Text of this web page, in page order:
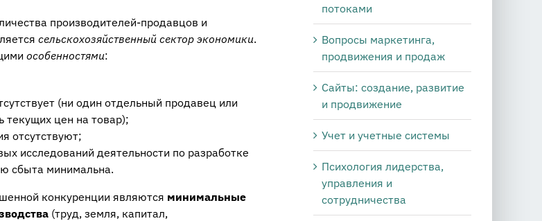
производителей-продавцов и
сельскохозяйственный сектор экономики.
особенностями:
(ни один отдельный продавец или
текущих цен на товар);
отсутствуют;
исследований деятельности по разработке
сбыта минимальна.
конкуренции являются минимальные
(труд, земля, капитал,
потоками
Вопросы маркетинга,
продвижения и продаж
Сайты: создание, развитие
и продвижение
Учет и учетные системы
Психология лидерства,
управления и
сотрудничества